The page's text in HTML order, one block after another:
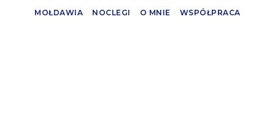
MOŁDAWIA
NOCLEGI O MNIE WSPÓŁPRACA